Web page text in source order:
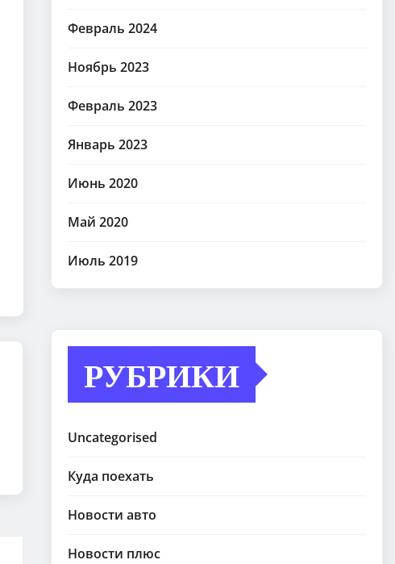
Февраль 2024
Ноябрь 2023
Февраль 2023
Январь 2023
Июнь 2020
Май 2020
Июль 2019
РУБРИКИ
Uncategorised
Куда поехать
Новости авто
Новости плюс